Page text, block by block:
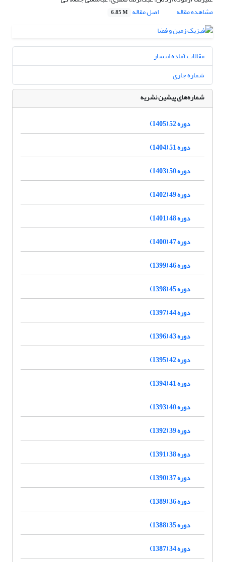
مشاهده مقاله
اصل مقاله 6.85 M
مقالات آماده انتشار
شماره جاری
شماره‌های پیشین نشریه
دوره 52 (1405)
دوره 51 (1404)
دوره 50 (1403)
دوره 49 (1402)
دوره 48 (1401)
دوره 47 (1400)
دوره 46 (1399)
دوره 45 (1398)
دوره 44 (1397)
دوره 43 (1396)
دوره 42 (1395)
دوره 41 (1394)
دوره 40 (1393)
دوره 39 (1392)
دوره 38 (1391)
دوره 37 (1390)
دوره 36 (1389)
دوره 35 (1388)
دوره 34 (1387)